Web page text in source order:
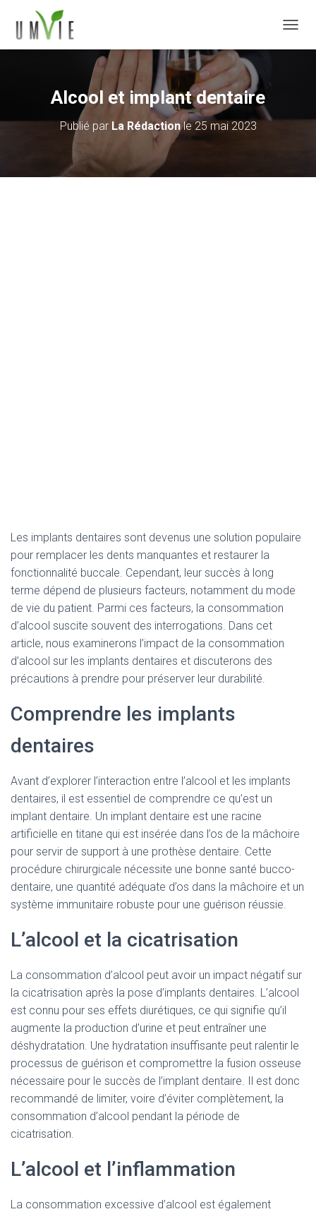
Alcool et implant dentaire
Publié par La Rédactionle 25 mai 2023
Les implants dentaires sont devenus une solution populaire
pour remplacer les dents manquantes et restaurer la
fonctionnalité buccale. Cependant, leur succès à long
terme dépend de plusieurs facteurs, notamment du mode
de vie du patient. Parmi ces facteurs, la consommation
d’alcool suscite souvent des interrogations. Dans cet
article, nous examinerons l’impact de la consommation
d’alcool sur les implants dentaires et discuterons des
précautions à prendre pour préserver leur durabilité.
Comprendre les implants
dentaires
Avant d’explorer l’interaction entre l’alcool et les implants
dentaires, il est essentiel de comprendre ce qu’est un
implant dentaire. Un implant dentaire est une racine
artificielle en titane qui est insérée dans l’os de la mâchoire
pour servir de support à une prothèse dentaire. Cette
procédure chirurgicale nécessite une bonne santé bucco-
dentaire, une quantité adéquate d’os dans la mâchoire et un
système immunitaire robuste pour une guérison réussie.
L’alcool et la cicatrisation
La consommation d’alcool peut avoir un impact négatif sur
la cicatrisation après la pose d’implants dentaires. L’alcool
est connu pour ses effets diurétiques, ce qui signifie qu’il
augmente la production d’urine et peut entraîner une
déshydratation. Une hydratation insuffisante peut ralentir le
processus de guérison et compromettre la fusion osseuse
nécessaire pour le succès de l’implant dentaire. Il est donc
recommandé de limiter, voire d’éviter complètement, la
consommation d’alcool pendant la période de
cicatrisation.
L’alcool et l’inflammation
La consommation excessive d’alcool est également